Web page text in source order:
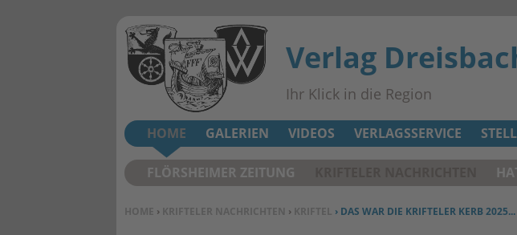
Verlag
Ihr Klick in die Region
SIE BEFINDEN SICH HIER:
HOME › KRIFTELER NACHRICHTEN › KRIFTEL › DAS WAR DIE KRIFTELER KERB 2025...
HOME
FLÖRSHEIMER ZEITUNG
GALERIEN VIDEOS VERLAGSSERVICE